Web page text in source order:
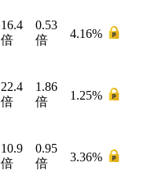
16.4
倍
0.53
倍
4.16%
22.4
倍
1.86
倍
1.25%
10.9
倍
0.95
倍
3.36%